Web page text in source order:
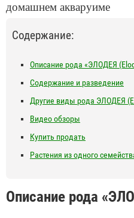
домашнем акваруиме
Содержание:
Описание рода «ЭЛОДЕЯ
Содержание и разведение
Другие виды рода ЭЛОДЕЯ
Видео обзоры
Купить продать
Растения из одного
Описание рода